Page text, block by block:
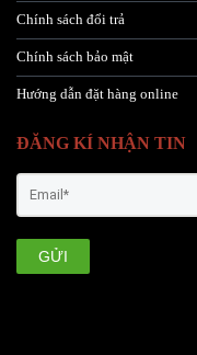
Chính sách đổi trả
Chính sách bảo mật
Hướng dẫn đặt hàng online
ĐĂNG KÍ NHẬN TIN
GỬI